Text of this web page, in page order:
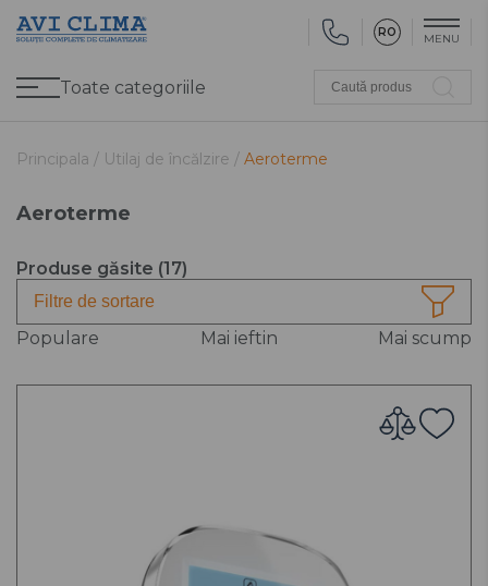
RO MENU
Toate categoriile Caută produs
Principala / Utilaj de încălzire / Aeroterme
Aeroterme
Produse găsite (17)
Filtre de sortare
Populare Mai ieftin Mai scump